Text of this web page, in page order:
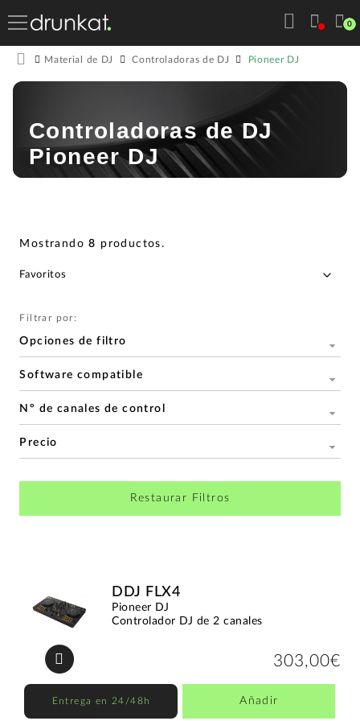
0
Material de DJ Controladoras de DJ Pioneer DJ
Controladoras de DJ
Pioneer DJ
Mostrando8 productos.
Filtrar por:
Opciones de filtro
Software compatible
Nº de canales de control
Precio
Restaurar Filtros
DDJ FLX4
Pioneer DJ
Controlador DJ de 2 canales
303,00€
Entrega en 24/48h Añadir